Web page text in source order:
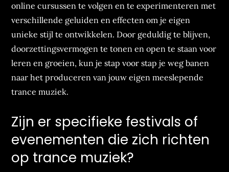
online cursussen te volgen en te experimenteren met
verschillende geluiden en effecten om je eigen
unieke stijl te ontwikkelen. Door geduldig te blijven,
doorzettingsvermogen te tonen en open te staan voor
leren en groeien, kun je stap voor stap je weg banen
naar het produceren van jouw eigen meeslepende
trance muziek.
Zijn er specifieke festivals of
evenementen die zich richten
op trance muziek?